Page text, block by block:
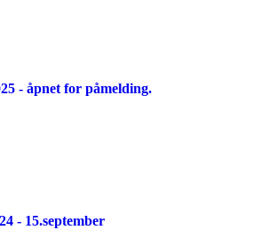
- åpnet for påmelding.
- 15.september